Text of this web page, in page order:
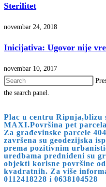
Sterilitet
novembar 24, 2018
Inicijativa: Ugovor nije
novembar 10, 2017
the search panel.
Plac u centru Ripnja,blizu
MAXI.Površina pet
Za građevinske parcele
završena su geodezijska
prema pozitivnim
uredbama predniđeni su
objekti korisne površine
kvadratnih. Za više
0112418228 i 0638104528